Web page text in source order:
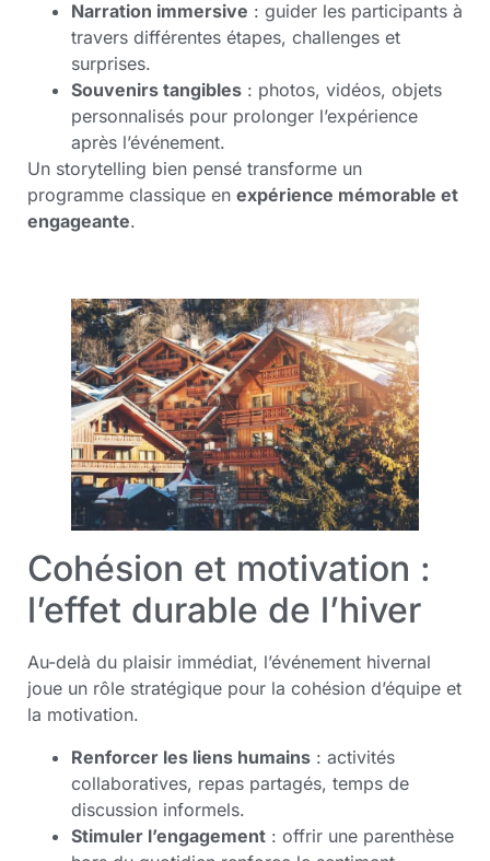
Narration immersive : guider les participants à
travers différentes étapes, challenges et
surprises.
Souvenirs tangibles : photos, vidéos, objets
personnalisés pour prolonger l’expérience
après l’événement.
Un storytelling bien pensé transforme un
programme classique en expérience mémorable et
engageante.
Cohésion et motivation :
l’effet durable de l’hiver
Au-delà du plaisir immédiat, l’événement hivernal
joue un rôle stratégique pour la cohésion d’équipe et
la motivation.
Renforcer les liens humains : activités
collaboratives, repas partagés, temps de
discussion informels.
Stimuler l’engagement : offrir une parenthèse